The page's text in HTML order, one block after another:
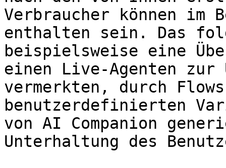
Verbraucher können im
enthalten sein. Das
beispielsweise eine
einen Live-Agenten
vermerkten, durch
benutzerdefinierten
von AI Companion
Unterhaltung des